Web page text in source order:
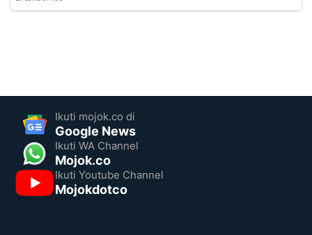
Ikuti mojok.co di
Google News
Ikuti WA Channel
Mojok.co
Ikuti Youtube Channel
Mojokdotco